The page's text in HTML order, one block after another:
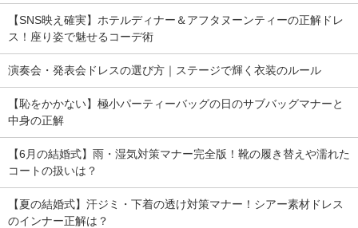
【SNS映え確実】ホテルディナー＆アフタヌーンティーの正解ドレ
ス！座り姿で魅せるコーデ術
演奏会・発表会ドレスの選び方｜ステージで輝く衣装のルール
【恥をかかない】極小パーティーバッグの日のサブバッグマナーと
中身の正解
【6月の結婚式】雨・湿気対策マナー完全版！靴の履き替えや濡れた
コートの扱いは？
【夏の結婚式】汗ジミ・下着の透け対策マナー！シアー素材ドレス
のインナー正解は？